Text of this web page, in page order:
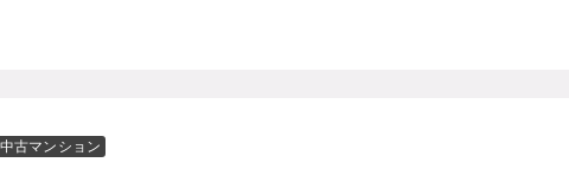
中古マンション